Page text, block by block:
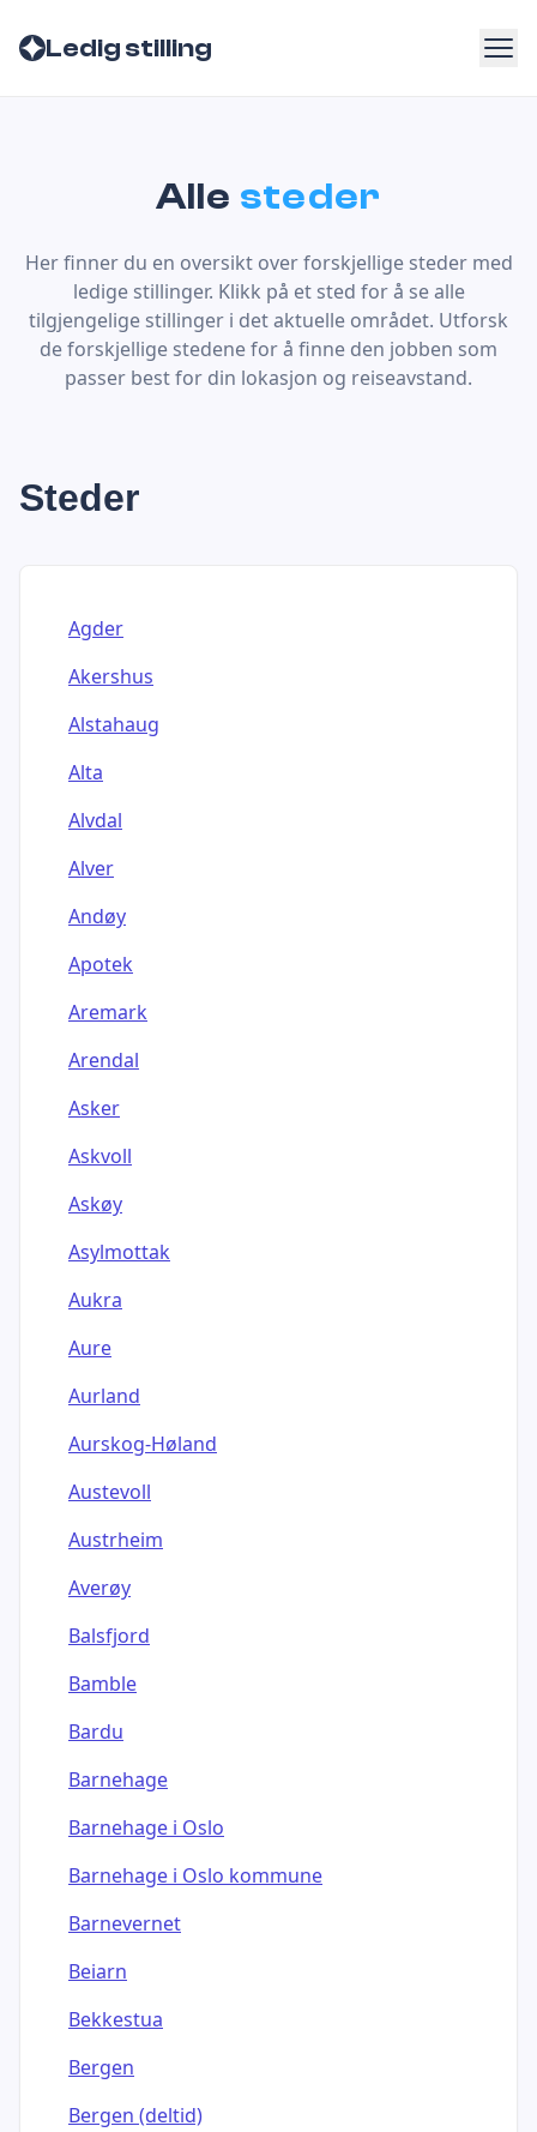
Ledig stilling
Alle steder
Her finner du en oversikt over forskjellige steder med
ledige stillinger. Klikk på et sted for å se alle
tilgjengelige stillinger i det aktuelle området. Utforsk
de forskjellige stedene for å finne den jobben som
passer best for din lokasjon og reiseavstand.
Steder
Agder
Akershus
Alstahaug
Alta
Alvdal
Alver
Andøy
Apotek
Aremark
Arendal
Asker
Askvoll
Askøy
Asylmottak
Aukra
Aure
Aurland
Aurskog-Høland
Austevoll
Austrheim
Averøy
Balsfjord
Bamble
Bardu
Barnehage
Barnehage i Oslo
Barnehage i Oslo kommune
Barnevernet
Beiarn
Bekkestua
Bergen
Bergen (deltid)